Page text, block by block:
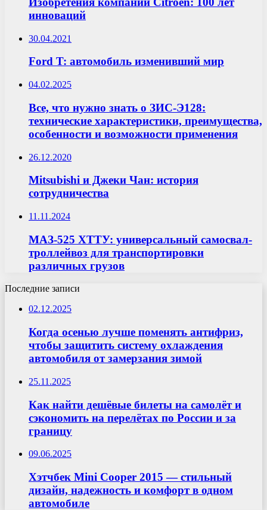
инноваций
30.04.2021
Ford T: автомобиль изменивший мир
04.02.2025
Все, что нужно знать о ЗИС-Э128:
технические характеристики, преимущества,
особенности и возможности применения
26.12.2020
Mitsubishi и Джеки Чан: история
сотрудничества
11.11.2024
МАЗ-525 ХТТУ: универсальный самосвал-
троллейвоз для транспортировки
различных грузов
Последние записи
02.12.2025
Когда осенью лучше поменять антифриз,
чтобы защитить систему охлаждения
автомобиля от замерзания зимой
25.11.2025
Как найти дешёвые билеты на самолёт и
сэкономить на перелётах по России и за
границу
09.06.2025
Хэтчбек Mini Cooper 2015 — стильный
дизайн, надежность и комфорт в одном
автомобиле